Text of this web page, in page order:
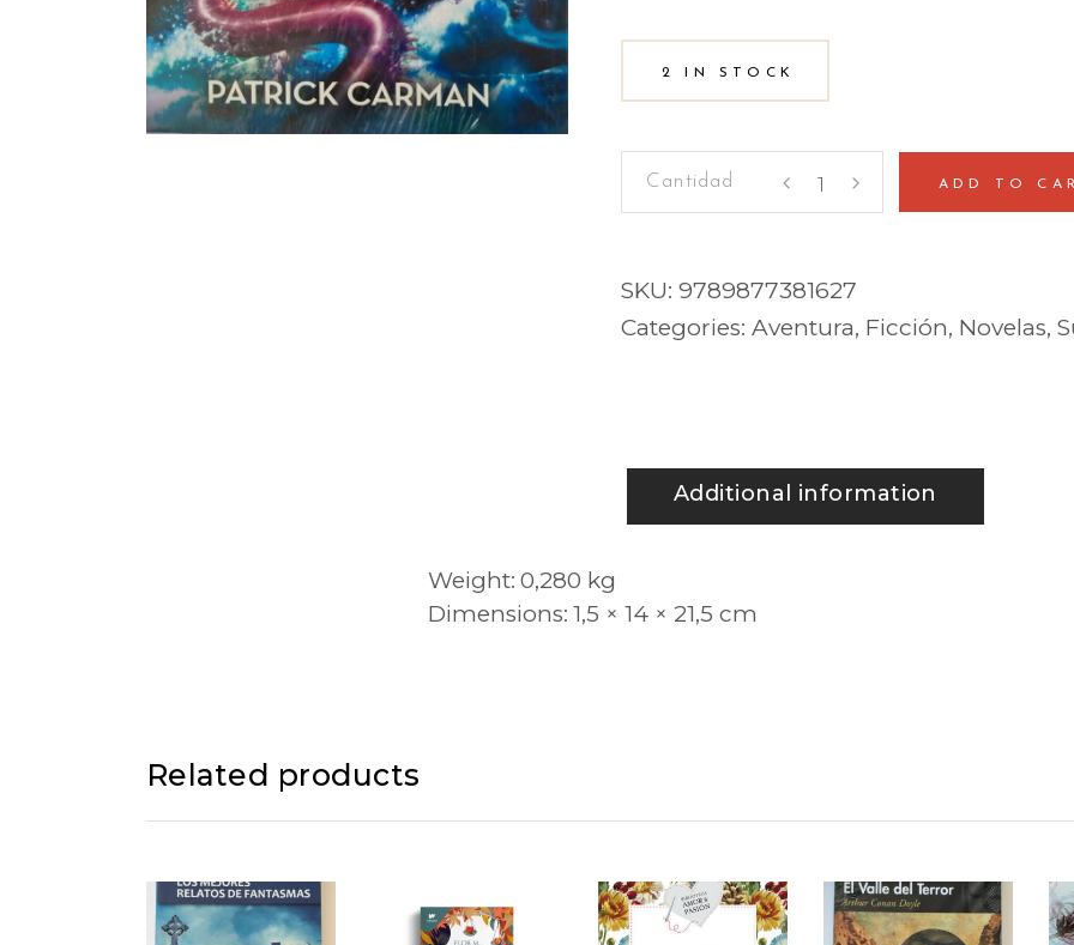
2 IN STOCK
Carman
quantity
ADD TO
SKU: 9789877381627
Categories: Aventura, Ficción, Novelas,
Additional information
Weight 0,280 kg
Dimensions 1,5 × 14 × 21,5 cm
Related products